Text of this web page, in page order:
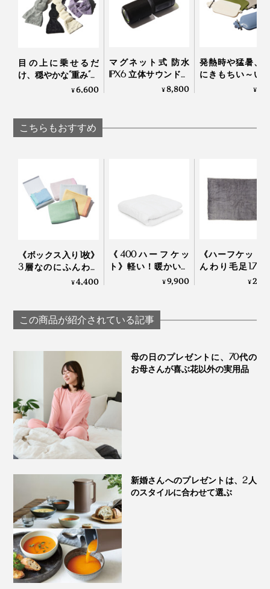
目の上に乗せるだ
け、穏やかな“重み”で
夢の世界へ……寝返り
ク」｜nodpod
¥6,600
マグネット式 防水
IPX6 立体サウンドの
Bluetooth デュアル ス
¥8,800
発熱時や猛暑、
にきもちい～い
リコン製水枕」
¥
こちらもおすすめ
《ボックス入り1枚》
3層なのにふんわり
ボリューム感！やわ
モチイイ「お昼寝ハ
ーフケット」｜イチ
ゼケット
¥4,400
《400ハーフケッ
ト》軽い！暖かい！
プロ向け防寒着から
ト
¥9,900
《ハーフケット
んわり毛足
メリノウールが
¥
この商品が紹介されている記事
母の日のプレゼントに、70代の
お母さんが喜ぶ花以外の実用品
新婚さんへのプレゼントは、2人
のスタイルに合わせて選ぶ